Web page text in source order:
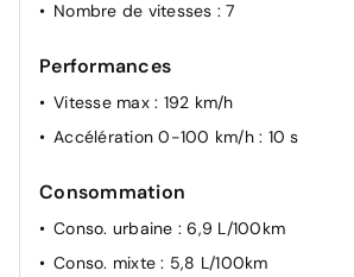
Nombre de vitesses : 7
Performances
Vitesse max : 192 km/h
Accélération 0-100 km/h : 10 s
Consommation
Conso. urbaine : 6,9 L/100km
Conso. mixte: 5,8 L/100km